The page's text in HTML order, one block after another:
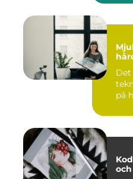
på